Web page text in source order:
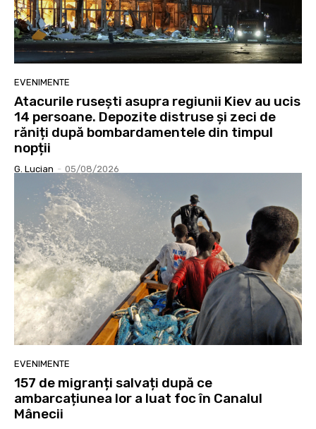
EVENIMENTE
Atacurile rusești asupra regiunii Kiev au ucis
14 persoane. Depozite distruse și zeci de
răniți după bombardamentele din timpul
nopții
G. Lucian - 05/08/2026
EVENIMENTE
157 de migranți salvați după ce
ambarcațiunea lor a luat foc în Canalul
Mânecii